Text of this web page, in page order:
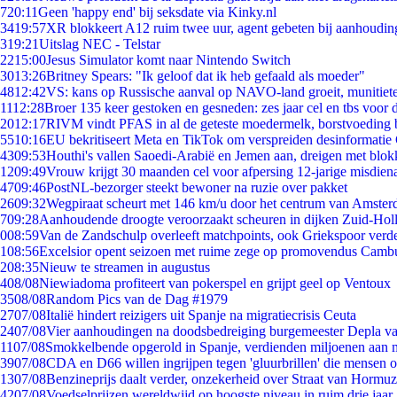
720:11Geen 'happy end' bij seksdate via Kinky.nl
3419:57XR blokkeert A12 ruim twee uur, agent gebeten bij
319:21Uitslag NEC - Telstar
2215:00Jesus Simulator komt naar Nintendo Switch
3013:26Britney Spears: "Ik geloof dat ik heb gefaald als moeder"
4812:42VS: kans op Russische aanval op NAVO-land groeit,
1112:28Broer 135 keer gestoken en gesneden: zes jaar cel en tbs voor
2012:17RIVM vindt PFAS in al de geteste moedermelk, borstvoeding
5510:16EU bekritiseert Meta en TikTok om verspreiden desinformatie
4309:53Houthi's vallen Saoedi-Arabië en Jemen aan, dreigen met
1209:49Vrouw krijgt 30 maanden cel voor afpersing 12-jarige
4709:46PostNL-bezorger steekt bewoner na ruzie over pakket
2609:32Wegpiraat scheurt met 146 km/u door het centrum van
709:28Aanhoudende droogte veroorzaakt scheuren in dijken Zuid-
008:59Van de Zandschulp overleeft matchpoints, ook Griekspoor
108:56Excelsior opent seizoen met ruime zege op promovendus
208:35Nieuw te streamen in augustus
408/08Niewiadoma profiteert van pokerspel en grijpt geel op Ventoux
3508/08Random Pics van de Dag #1979
2707/08Italië hindert reizigers uit Spanje na migratiecrisis Ceuta
2407/08Vier aanhoudingen na doodsbedreiging burgemeester Depla
1107/08Smokkelbende opgerold in Spanje, verdienden miljoenen aan
3907/08CDA en D66 willen ingrijpen tegen 'gluurbrillen' die mensen
1307/08Benzineprijs daalt verder, onzekerheid over Straat van